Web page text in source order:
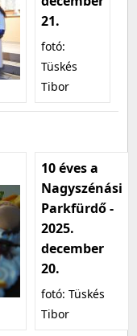
21.
fotó:
Tüskés
Tibor
10 éves a
Nagyszénási
Parkfürdő -
2025.
december
20.
fotó: Tüskés
Tibor